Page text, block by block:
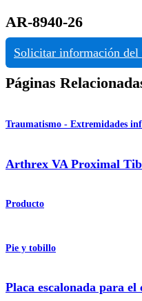
AR-8940-26
Solicitar información del
Páginas
Traumatismo - Extremidades
Arthrex VA Proximal
Producto
Pie y tobillo
Placa escalonada para el